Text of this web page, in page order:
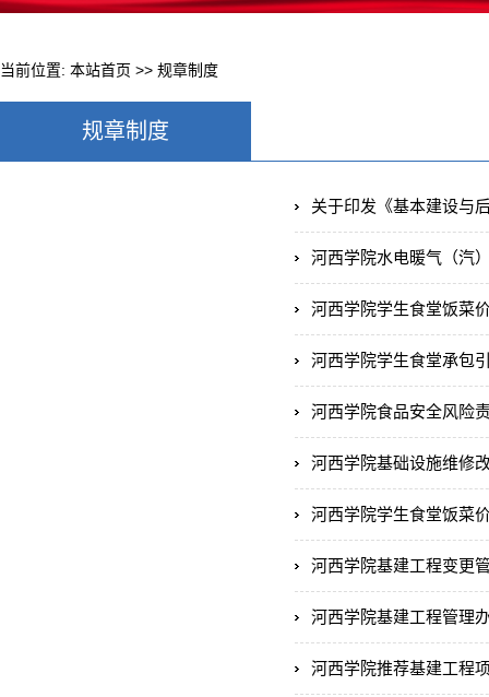
当前位置: 本站首页 >> 规章制度
规章制度
关于印发《基本建设与
河西学院水电暖气（汽
河西学院学生食堂饭菜
河西学院学生食堂承包
河西学院食品安全风险
河西学院基础设施维修
河西学院学生食堂饭菜
河西学院基建工程变更
河西学院基建工程管理
河西学院推荐基建工程